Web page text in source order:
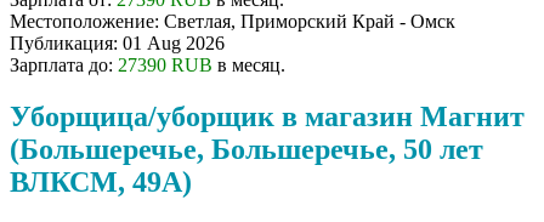
Местоположение: Светлая, Приморский Край - Омск
Публикация: 01 Aug 2026
Зарплата до: 27390 RUB в месяц.
Уборщица/уборщик в магазин Магнит
(Большеречье, Большеречье, 50 лет
ВЛКСМ, 49А)